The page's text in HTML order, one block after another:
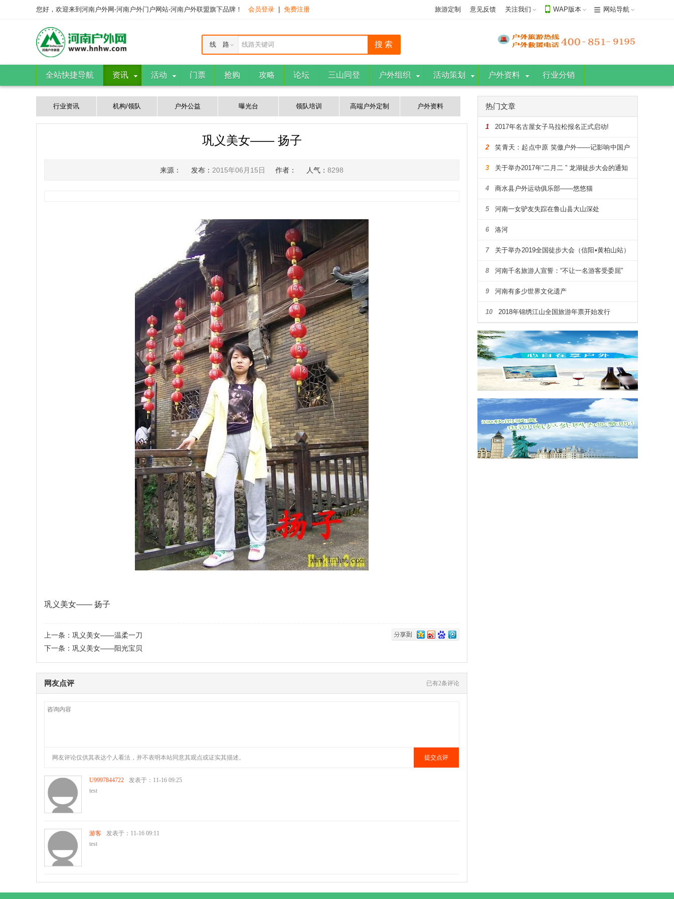
您好，欢迎来到河南户外网-河南户外门户网站-河南户外联盟旗下品牌！ 会员登录 免费注册 旅游定制 意见反馈 关注我们 WAP版本 网站导航
线路关键词
线 路
全站快捷导航 资讯 活动 门票 抢购 攻略 论坛 三山同登 户外组织 活动策划 户外资料 行业分销
行业资讯 机构/领队 户外公益 曝光台 领队培训 高端户外定制 户外资料
巩义美女—— 扬子
来源： 发布： 2015年06月15日 作者： 人气： 8298
巩义美女—— 扬子
上一条： 巩义美女——温柔一刀
下一条： 巩义美女——阳光宝贝
热门文章
1 2017年名古屋女子马拉松报名正式启动!
2 笑青天：起点中原 笑傲户外——记影响中国户
外的108人
3 关于举办2017年“二月二 ” 龙湖徒步大会的通知
4 商水县户外运动俱乐部——悠悠猫
5 河南一女驴友失踪在鲁山县大山深处
6 洛河
7 关于举办2019全国徒步大会（信阳•黄柏山站）
暨第四届河南省户外露营大会通知
8 河南千名旅游人宣誓：“不让一名游客受委屈”
9 河南有多少世界文化遗产
10 2018年锦绣江山全国旅游年票开始发行